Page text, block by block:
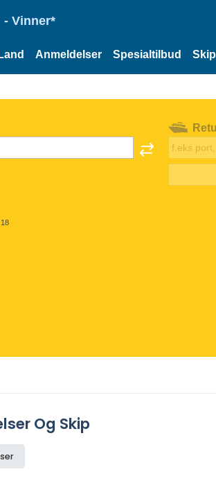
- Vinner*
Land Anmeldelser Spesialtilbud Skip
Og Skip